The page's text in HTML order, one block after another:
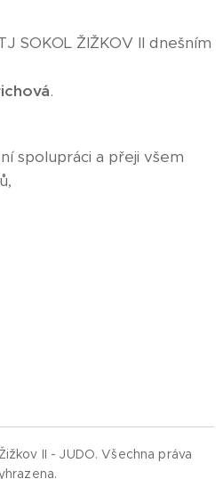
SOKOL ŽIŽKOV II dnešním
.
spolupráci a přeji všem
II - JUDO. Všechna práva